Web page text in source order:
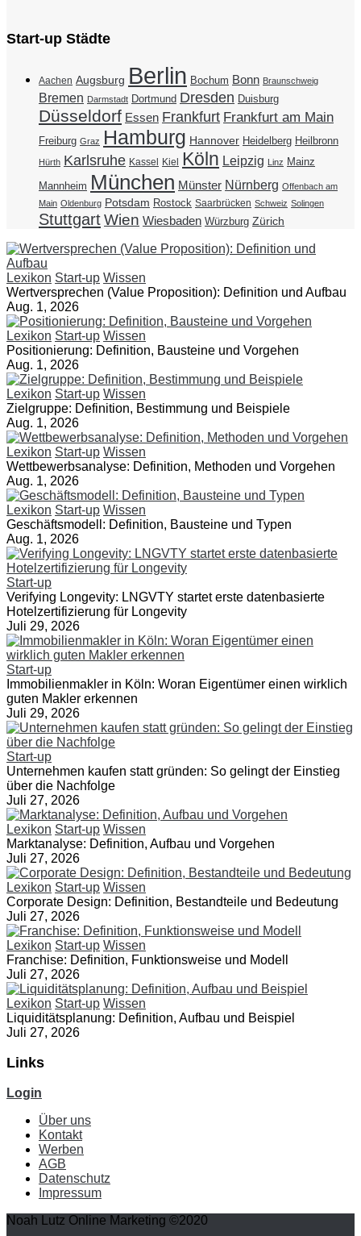
Start-up Städte
Aachen Augsburg Berlin Bochum Bonn Braunschweig
Bremen Darmstadt Dortmund Dresden Duisburg
Düsseldorf Essen Frankfurt Frankfurt am Main
Freiburg Graz Hamburg Hannover Heidelberg Heilbronn
Hürth Karlsruhe Kassel Kiel Köln Leipzig Linz Mainz
Mannheim München Münster Nürnberg Offenbach am
Main Oldenburg Potsdam Rostock Saarbrücken Schweiz Solingen
StuttgartWien Wiesbaden Würzburg Zürich
Lexikon Start-up Wissen
Wertversprechen (Value Proposition): Definition und Aufbau
Aug. 1, 2026
Lexikon Start-up Wissen
Positionierung: Definition, Bausteine und Vorgehen
Aug. 1, 2026
Lexikon Start-up Wissen
Zielgruppe: Definition, Bestimmung und Beispiele
Aug. 1, 2026
Lexikon Start-up Wissen
Wettbewerbsanalyse: Definition, Methoden und Vorgehen
Aug. 1, 2026
Lexikon Start-up Wissen
Geschäftsmodell: Definition, Bausteine und Typen
Aug. 1, 2026
Start-up
Verifying Longevity: LNGVTY startet erste datenbasierte
Hotelzertifizierung für Longevity
Juli 29, 2026
Start-up
Immobilienmakler in Köln: Woran Eigentümer einen wirklich
guten Makler erkennen
Juli 29, 2026
Start-up
Unternehmen kaufen statt gründen: So gelingt der Einstieg
über die Nachfolge
Juli 27, 2026
Lexikon Start-up Wissen
Marktanalyse: Definition, Aufbau und Vorgehen
Juli 27, 2026
Lexikon Start-up Wissen
Corporate Design: Definition, Bestandteile und Bedeutung
Juli 27, 2026
Lexikon Start-up Wissen
Franchise: Definition, Funktionsweise und Modell
Juli 27, 2026
Lexikon Start-up Wissen
Liquiditätsplanung: Definition, Aufbau und Beispiel
Juli 27, 2026
Links
Login
Über uns
Kontakt
Werben
AGB
Datenschutz
Impressum
Noah Lutz Online Marketing ©2020